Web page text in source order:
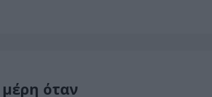
όταν